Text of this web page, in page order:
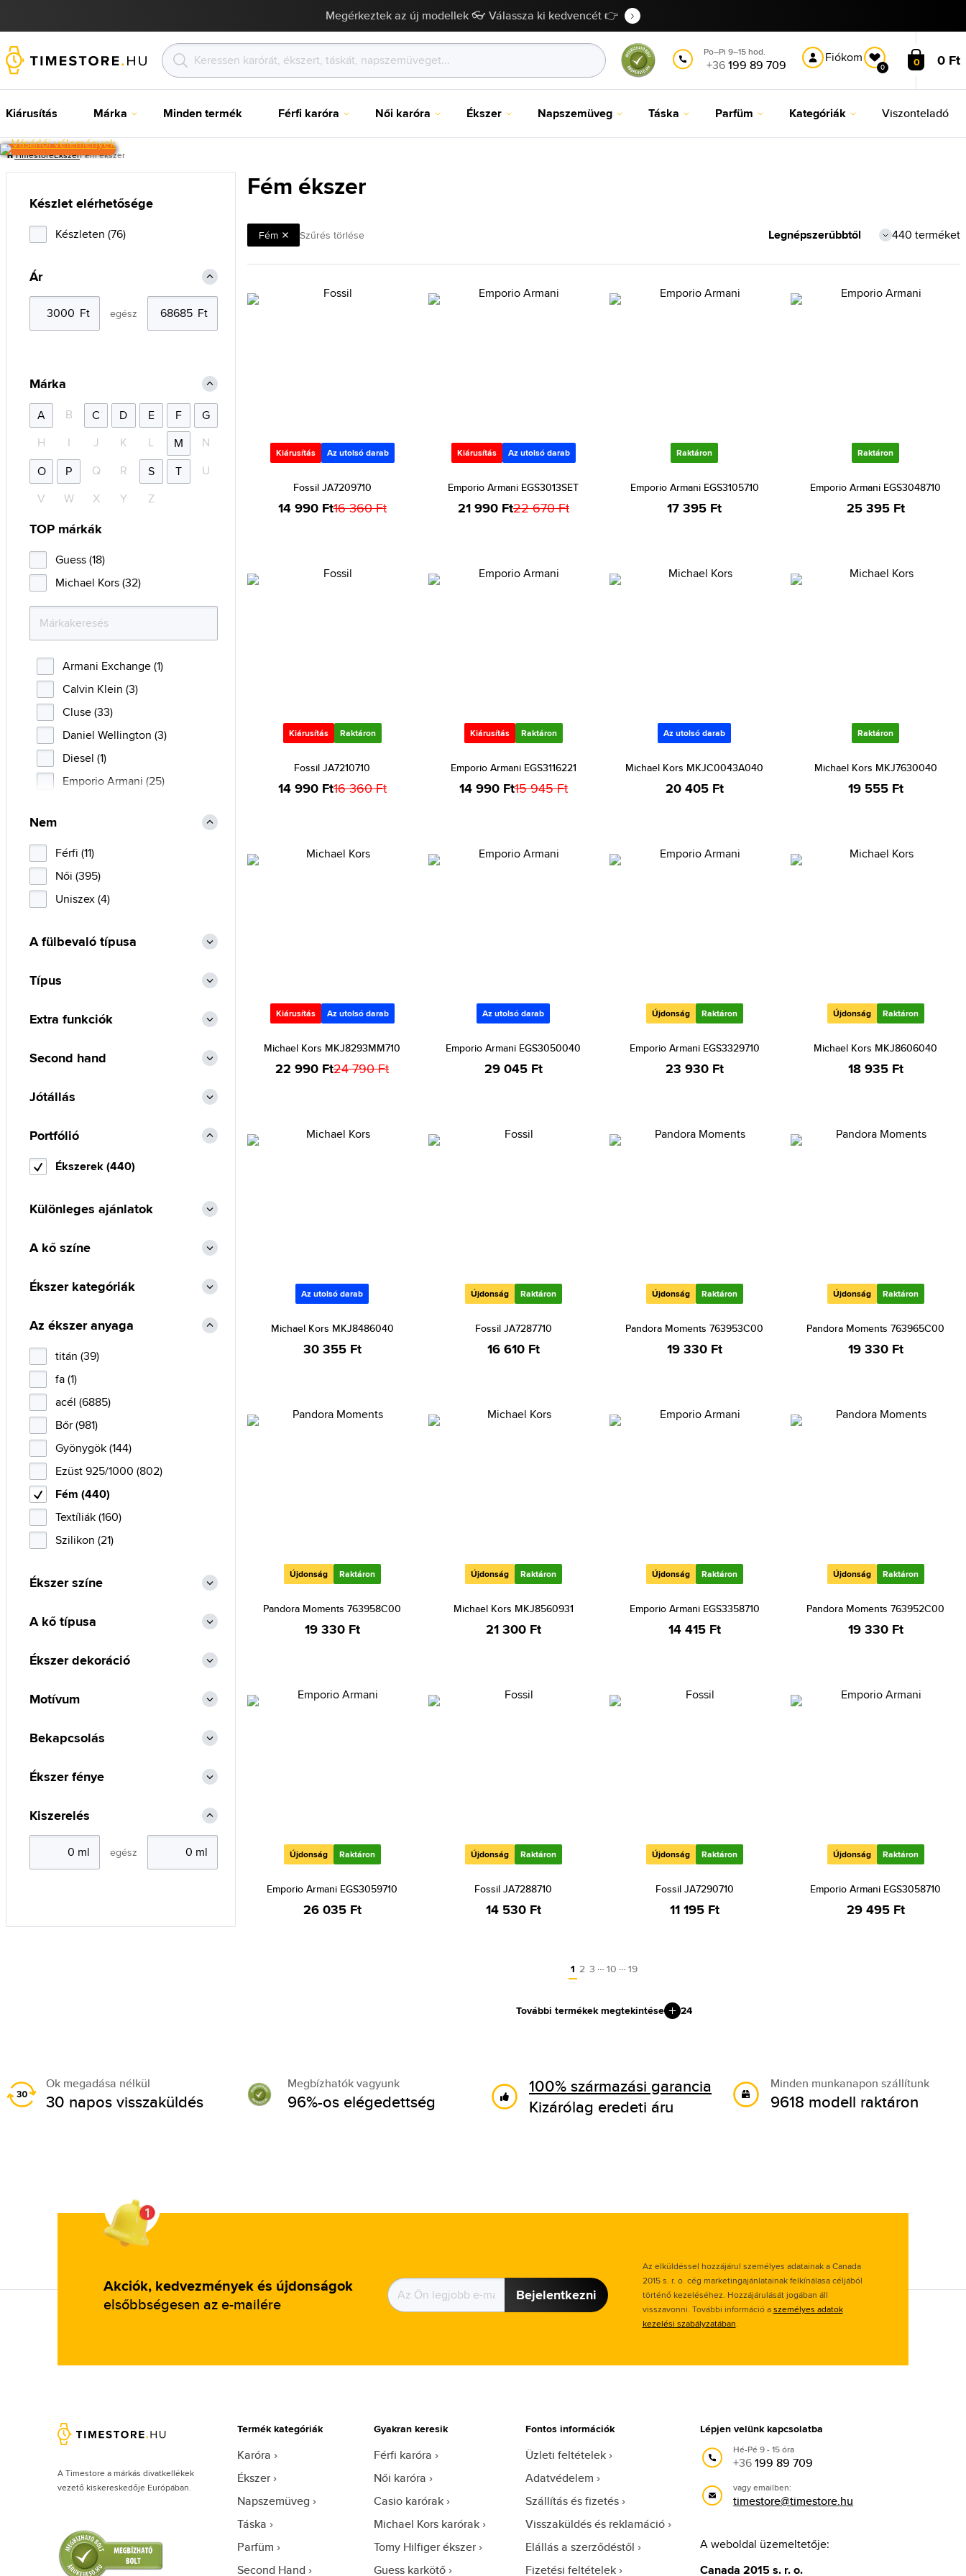
Megérkeztek az új modellek 👓 Válassza ki kedvencét 👉
Po–Pi 9–15 hod.
+36199 89 709 Fiókom
0 0 0 Ft
Kiárusítás Márka Minden termék Férfi karóra Női karóra Ékszer Napszemüveg Táska Parfüm Kategóriák Viszonteladó
TimestoreÉkszerFém ékszer
Fém ékszer
Fém Szűrés törlése 440 terméket
Kiárusítás Az utolsó darab
Fossil JA7209710
14 990 Ft16 360 Ft
Kiárusítás Az utolsó darab
Emporio Armani EGS3013SET
21 990 Ft22 670 Ft
Raktáron
Emporio Armani EGS3105710
17 395 Ft
Raktáron
Emporio Armani EGS3048710
25 395 Ft
Kiárusítás Raktáron
Fossil JA7210710
14 990 Ft16 360 Ft
Kiárusítás Raktáron
Emporio Armani EGS3116221
14 990 Ft15 945 Ft
Az utolsó darab
Michael Kors MKJC0043A040
20 405 Ft
Raktáron
Michael Kors MKJ7630040
19 555 Ft
Kiárusítás Az utolsó darab
Michael Kors MKJ8293MM710
22 990 Ft24 790 Ft
Az utolsó darab
Emporio Armani EGS3050040
29 045 Ft
Újdonság Raktáron
Emporio Armani EGS3329710
23 930 Ft
Újdonság Raktáron
Michael Kors MKJ8606040
18 935 Ft
Az utolsó darab
Michael Kors MKJ8486040
30 355 Ft
Újdonság Raktáron
Fossil JA7287710
16 610 Ft
Újdonság Raktáron
Pandora Moments 763953C00
19 330 Ft
Újdonság Raktáron
Pandora Moments 763965C00
19 330 Ft
Újdonság Raktáron
Pandora Moments 763958C00
19 330 Ft
Újdonság Raktáron
Michael Kors MKJ8560931
21 300 Ft
Újdonság Raktáron
Emporio Armani EGS3358710
14 415 Ft
Újdonság Raktáron
Pandora Moments 763952C00
19 330 Ft
Újdonság Raktáron
Emporio Armani EGS3059710
26 035 Ft
Újdonság Raktáron
Fossil JA7288710
14 530 Ft
Újdonság Raktáron
Fossil JA7290710
11 195 Ft
Újdonság Raktáron
Emporio Armani EGS3058710
29 495 Ft
1 2 3 … 10 … 19
További termékek megtekintése 24
Készlet elérhetősége
Készleten (76)
Ár
egész
Márka
A B C D E F
G
H
I J K L M
N
O
P Q R S T
U
V
W X Y Z
TOP márkák
Guess (18)
Michael Kors (32)
Armani Exchange (1)
Calvin Klein (3)
Cluse (33)
Daniel Wellington (3)
Diesel (1)
Emporio Armani (25)
Michael Kors (32)
Olivia Burton (5)
Pandora (16)
Skagen (2)
Nem
Férfi (11)
Női (395)
Uniszex (4)
A fülbevaló típusa
Típus
Extra funkciók
Second hand
Jótállás
Portfólió
Ékszerek (440)
Különleges ajánlatok
A kő színe
Ékszer kategóriák
Az ékszer anyaga
titán (39)
fa (1)
acél (6885)
Bőr (981)
Gyönygök (144)
Ezüst 925/1000 (802)
Fém (440)
Textíliák (160)
Szilikon (21)
Ékszer színe
A kő típusa
Ékszer dekoráció
Motívum
Bekapcsolás
Ékszer fénye
Kiszerelés
egész
Ok megadása nélkül
30 napos visszaküldés
Megbízhatók vagyunk
96%-os elégedettség
100% származási garancia
Kizárólag eredeti áru
Minden munkanapon szállítunk
9618 modell raktáron
Akciók, kedvezmények és újdonságok
elsőbbségesen az e-mailére Bejelentkezni
Az elküldéssel hozzájárul személyes adatainak a Canada
2015 s. r. o. cég marketingajánlatainak felkínálasa céljából
történő kezeléséhez. Hozzájárulását jogában áll
visszavonni. További információ aszemélyes adatok
kezelési szabályzatában.
A Timestore a márkás divatkellékek
vezető kiskereskedője Európában.
Termék kategóriák
Karóra
Ékszer
Napszemüveg
Táska
Parfüm
Second Hand
Gyakran keresik
Férfi karóra
Női karóra
Casio karórak
Michael Kors karórak
Tomy Hilfiger ékszer
Guess karkötő
Fontos információk
Üzleti feltételek
Adatvédelem
Szállítás és fizetés
Visszaküldés és reklamáció
Elállás a szerződéstől
Fizetési feltételek
Lépjen velünk kapcsolatba
Hé-Pé 9 - 15 óra
+36199 89 709
vagy emailben:
timestore@timestore.hu
A weboldal üzemeltetője:
Canada 2015 s. r. o.